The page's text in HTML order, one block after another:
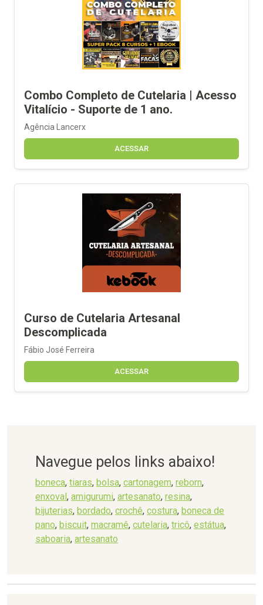
Combo Completo de Cutelaria | Acesso
Vitalício - Suporte de 1 ano.
Agência Lancerx
ACESSAR
Curso de Cutelaria Artesanal
Descomplicada
Fábio José Ferreira
ACESSAR
Navegue pelos links abaixo!
boneca, tiaras, bolsa, cartonagem, reborn,
enxoval, amigurumi, artesanato, resina,
bijuterias, bordado, crochê, costura, boneca de
pano, biscuit, macramê, cutelaria, tricô, estátua,
saboaria, artesanato